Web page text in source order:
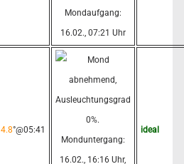
4.8°@05:41 ideal